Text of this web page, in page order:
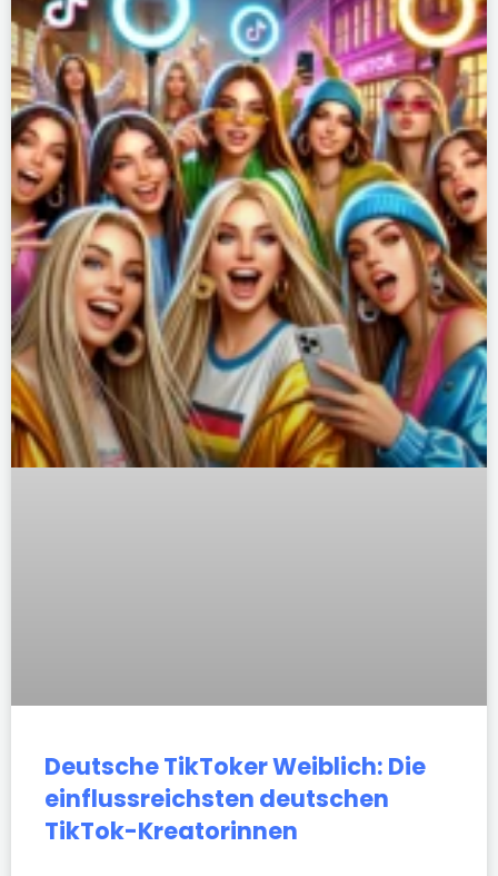
Deutsche TikToker Weiblich: Die
einflussreichsten deutschen
TikTok-Kreatorinnen